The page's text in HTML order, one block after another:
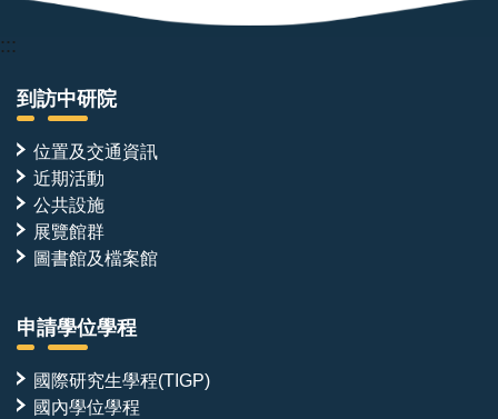
:::
到訪中研院
位置及交通資訊
近期活動
公共設施
展覽館群
圖書館及檔案館
申請學位學程
國際研究生學程(TIGP)
國內學位學程